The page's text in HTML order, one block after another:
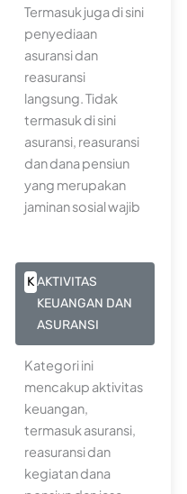
Termasuk juga di sini
penyediaan
asuransi dan
reasuransi
langsung. Tidak
termasuk di sini
asuransi, reasuransi
dan dana pensiun
yang merupakan
jaminan sosial wajib
K AKTIVITAS
KEUANGAN DAN
ASURANSI
Kategori ini
mencakup aktivitas
keuangan,
termasuk asuransi,
reasuransi dan
kegiatan dana